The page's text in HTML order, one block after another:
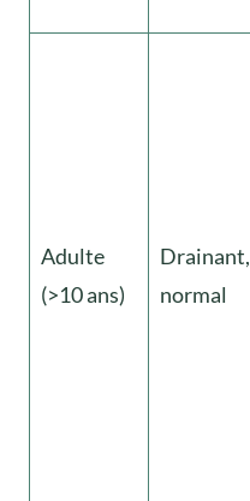
Adulte
(>10 ans)
Drainant,
normal